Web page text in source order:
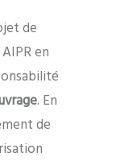
de
en
. En
de